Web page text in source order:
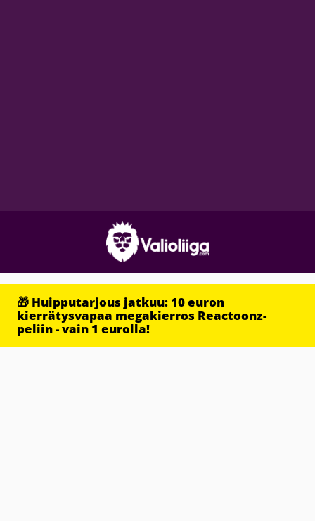
🎁 Huipputarjous jatkuu: 10 euron
kierrätysvapaa megakierros Reactoonz-
peliin - vain 1 eurolla!